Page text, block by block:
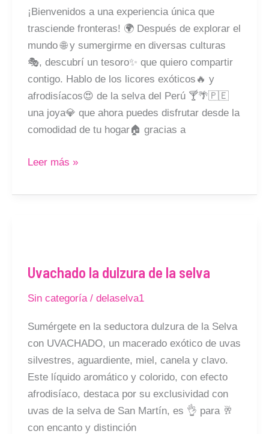
¡Bienvenidos a una experiencia única que
trasciende fronteras! 🌍 Después de explorar el
mundo 🌐 y sumergirme en diversas culturas
🎭, descubrí un tesoro✨ que quiero compartir
contigo. Hablo de los licores exóticos🔥 y
afrodisíacos😍 de la selva del Perú 🍸🌴🇵🇪
una joya💎 que ahora puedes disfrutar desde la
comodidad de tu hogar🏠 gracias a
Selva
en
clic
Leer más »
Uvachado la dulzura de la selva
Sin categoría/ delaselva1
Sumérgete en la seductora dulzura de la Selva
con UVACHADO, un macerado exótico de uvas
silvestres, aguardiente, miel, canela y clavo.
Este líquido aromático y colorido, con efecto
afrodisíaco, destaca por su exclusividad con
uvas de la selva de San Martín, es 👌 para 🥂
con encanto y distinción
dulzura
selva